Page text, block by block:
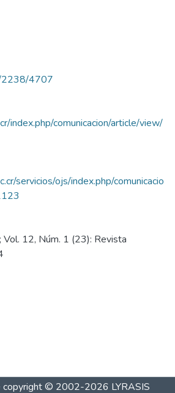
2238/4707
index.php/comunicacion/article/view/
servicios/ojs/index.php/comunicacio
Vol. 12, Núm. 1 (23): Revista
copyright © 2002-2026 LYRASIS